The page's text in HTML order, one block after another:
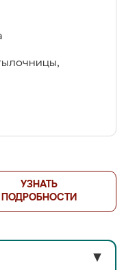
УЗНАТЬ
ПОДРОБНОСТИ
▼